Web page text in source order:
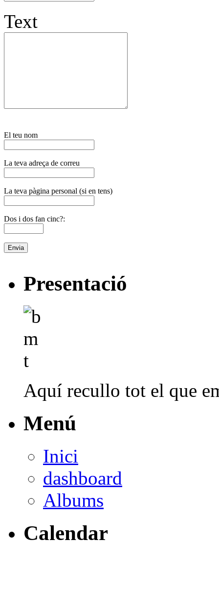
Text
El teu nom
La teva adreça de correu
La teva pàgina personal (si en tens)
Dos i dos fan cinc?:
Presentació
Aquí recullo tot el que
Menú
Inici
dashboard
Albums
Calendar